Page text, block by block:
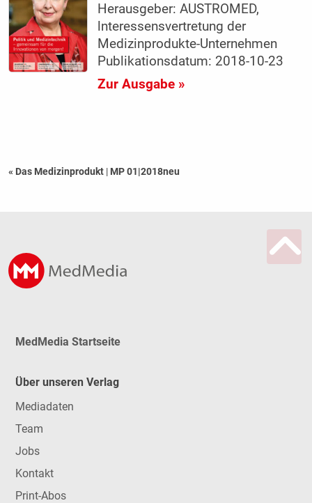
Herausgeber: AUSTROMED,
lnteressensvertretung der
Medizinprodukte-Unternehmen
Publikationsdatum: 2018-10-23
Zur Ausgabe »
« Das Medizinprodukt | MP 01|2018neu
MedMedia Startseite
Über unseren Verlag
Mediadaten
Team
Jobs
Kontakt
Print-Abos